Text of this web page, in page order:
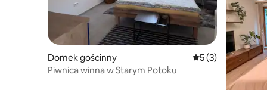
Domek gościnny Średnia ocena: 5
5 (3)
Piwnica winna w Starym Potoku